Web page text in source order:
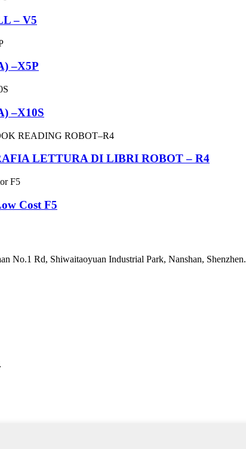
– V5
–X5P
–X10S
LETTURA DI LIBRI ROBOT – R4
Cost F5
No.1 Rd, Shiwaitaoyuan Industrial Park, Nanshan, Shenzhen.